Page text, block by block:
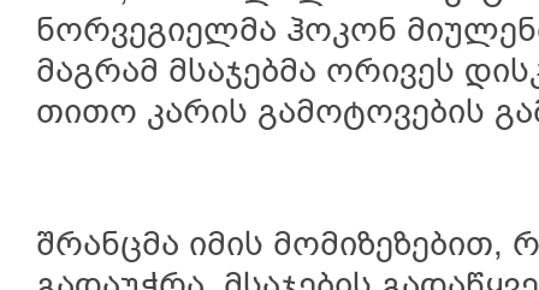
ნორვეგიელმა ჰოკონ
მაგრამ მსაჯებმა ორივეს
თითო კარის გამოტოვების
შრანცმა იმის